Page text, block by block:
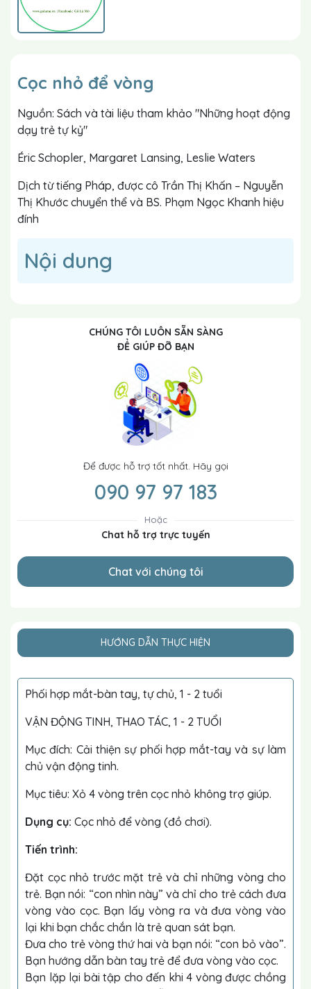
Cọc nhỏ để vòng
Nguồn: Sách và tài liệu tham khảo "Những hoạt động
dạy trẻ tự kỷ"
Éric Schopler, Margaret Lansing, Leslie Waters
Dịch từ tiếng Pháp, được cô Trần Thị Khấn – Nguyễn
Thị Khước chuyển thể và BS. Phạm Ngọc Khanh hiệu
đính
Nội dung
CHÚNG TÔI LUÔN SẴN SÀNG
ĐỂ GIÚP ĐỠ BẠN
Để được hỗ trợ tốt nhất. Hãy gọi
090 97 97 183
Hoặc
Chat hỗ trợ trực tuyến
Chat với chúng tôi
HƯỚNG DẪN THỰC HIỆN
Phối hợp mắt-bàn tay, tự chủ, 1 - 2 tuổi
VẬN ĐỘNG TINH, THAO TÁC, 1 - 2 TUỔI
Mục đích: Cải thiện sự phối hợp mắt-tay và sự làm
chủ vận động tinh.
Mục tiêu: Xỏ 4 vòng trên cọc nhỏ không trợ giúp.
Dụng cụ: Cọc nhỏ để vòng (đồ chơi).
Tiến trình:
Đặt cọc nhỏ trước mặt trẻ và chỉ những vòng cho
trẻ. Bạn nói: “con nhìn này” và chỉ cho trẻ cách đưa
vòng vào cọc. Bạn lấy vòng ra và đưa vòng vào
lại khi bạn chắc chắn là trẻ quan sát bạn.
Đưa cho trẻ vòng thứ hai và bạn nói: “con bỏ vào”.
Bạn hướng dẫn bàn tay trẻ để đưa vòng vào cọc.
Bạn lặp lại bài tập cho đến khi 4 vòng được chồng